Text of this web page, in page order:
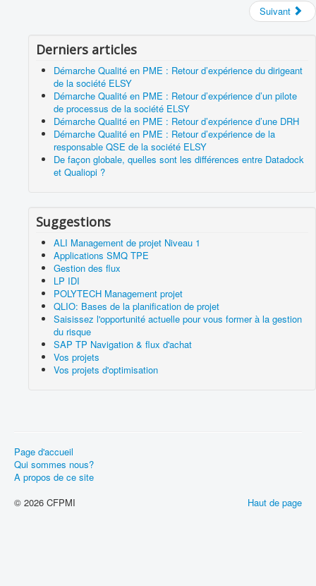
Suivant
Derniers articles
Démarche Qualité en PME : Retour d’expérience du dirigeant
de la société ELSY
Démarche Qualité en PME : Retour d’expérience d’un pilote
de processus de la société ELSY
Démarche Qualité en PME : Retour d’expérience d’une DRH
Démarche Qualité en PME : Retour d’expérience de la
responsable QSE de la société ELSY
De façon globale, quelles sont les différences entre Datadock
et Qualiopi ?
Suggestions
ALI Management de projet Niveau 1
Applications SMQ TPE
Gestion des flux
LP IDI
POLYTECH Management projet
QLIO: Bases de la planification de projet
Saisissez l'opportunité actuelle pour vous former à la gestion
du risque
SAP TP Navigation & flux d'achat
Vos projets
Vos projets d'optimisation
Page d'accueil
Qui sommes nous?
A propos de ce site
Haut de page
© 2026 CFPMI